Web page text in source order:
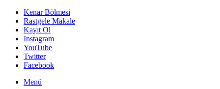
Kenar Bölmesi
Rastgele Makale
Kayıt Ol
Instagram
YouTube
Twitter
Facebook
Menü